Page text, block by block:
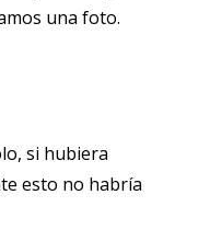
una foto.
si hubiera
esto no habría